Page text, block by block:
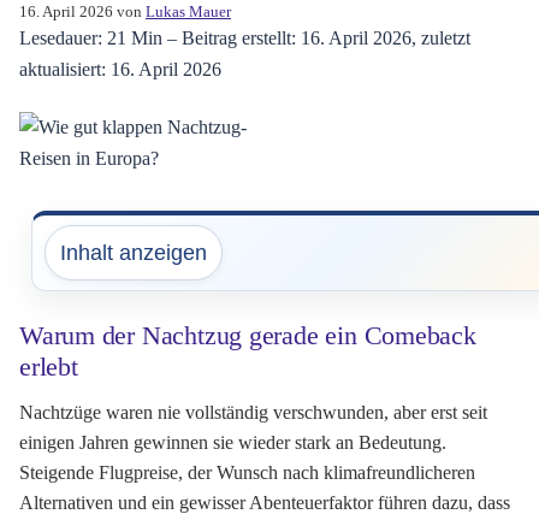
16. April 2026 von Lukas Mauer
Lesedauer: 21 Min – Beitrag erstellt: 16. April 2026, zuletzt
aktualisiert: 16. April 2026
Inhalt anzeigen
Warum der Nachtzug gerade ein Comeback
erlebt
Nachtzüge waren nie vollständig verschwunden, aber erst seit
einigen Jahren gewinnen sie wieder stark an Bedeutung.
Steigende Flugpreise, der Wunsch nach klimafreundlicheren
Alternativen und ein gewisser Abenteuerfaktor führen dazu, dass